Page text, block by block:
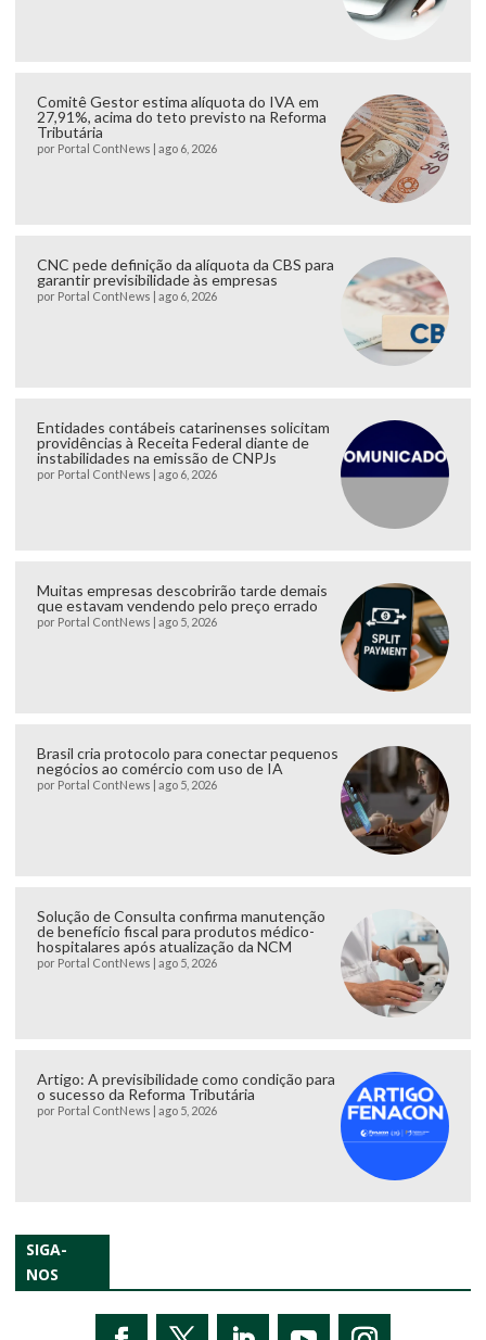
Comitê Gestor estima alíquota do IVA em
27,91%, acima do teto previsto na Reforma
Tributária
por Portal ContNews | ago 6, 2026
CNC pede definição da alíquota da CBS para
garantir previsibilidade às empresas
por Portal ContNews | ago 6, 2026
Entidades contábeis catarinenses solicitam
providências à Receita Federal diante de
instabilidades na emissão de CNPJs
por Portal ContNews | ago 6, 2026
Muitas empresas descobrirão tarde demais
que estavam vendendo pelo preço errado
por Portal ContNews | ago 5, 2026
Brasil cria protocolo para conectar pequenos
negócios ao comércio com uso de IA
por Portal ContNews | ago 5, 2026
Solução de Consulta confirma manutenção
de benefício fiscal para produtos médico-
hospitalares após atualização da NCM
por Portal ContNews | ago 5, 2026
Artigo: A previsibilidade como condição para
o sucesso da Reforma Tributária
por Portal ContNews | ago 5, 2026
SIGA-
NOS